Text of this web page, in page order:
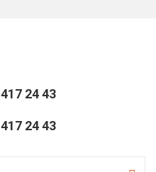
417 24 43
417 24 43